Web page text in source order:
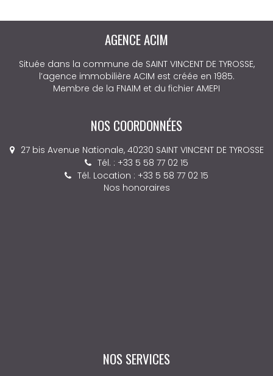
AGENCE ACIM
Située dans la commune de SAINT VINCENT DE TYROSSE,
l’agence immobilière ACIM est créée en 1985.
Membre de la FNAIM et du fichier AMEPI
NOS COORDONNÉES
27 bis Avenue Nationale, 40230 SAINT VINCENT DE TYROSSE
Tél. : +33 5 58 77 02 15
Tél. Location : +33 5 58 77 02 15
Nos honoraires
NOS SERVICES